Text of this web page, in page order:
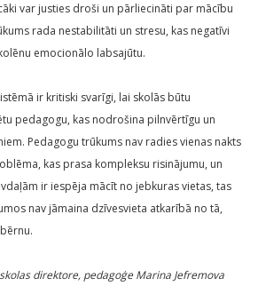
var justies droši un pārliecināti par mācību
rada nestabilitāti un stresu, kas negatīvi
emocionālo labsajūtu.
ir kritiski svarīgi, lai skolās būtu
pedagogu, kas nodrošina pilnvērtīgu un
Pedagogu trūkums nav radies vienas nakts
kas prasa kompleksu risinājumu, un
ir iespēja mācīt no jebkuras vietas, tas
nav jāmaina dzīvesvieta atkarībā no tā,
direktore, pedagoģe Marina Jefremova